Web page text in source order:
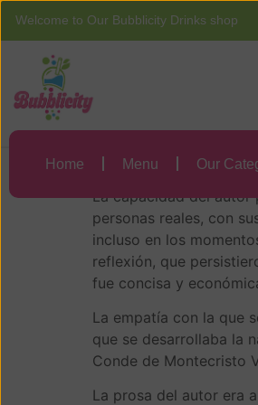
Welcome to Our Bubblicity Drinks shop
Home Menu Our
El Conde
El
La capacidad del autor
personas reales, con
incluso en los
reflexión, que
fue concisa y
La empatía con la que
que se desarrollaba la
Conde de Montecristo
La prosa del autor era